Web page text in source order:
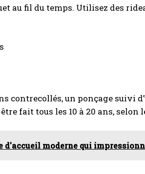
au fil du temps. Utilisez des
contrecollés, un ponçage suivi
fait tous les 10 à 20 ans, selon
d'accueil moderne qui